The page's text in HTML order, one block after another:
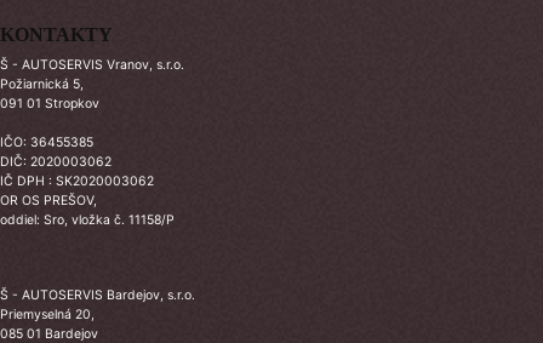
KONTAKTY
Š - AUTOSERVIS Vranov, s.r.o.
Požiarnická 5,
091 01 Stropkov
IČO: 36455385
DIČ: 2020003062
IČ DPH : SK2020003062
OR OS PREŠOV,
oddiel: Sro, vložka č. 11158/P
Š - AUTOSERVIS Bardejov, s.r.o.
Priemyselná 20,
085 01 Bardejov